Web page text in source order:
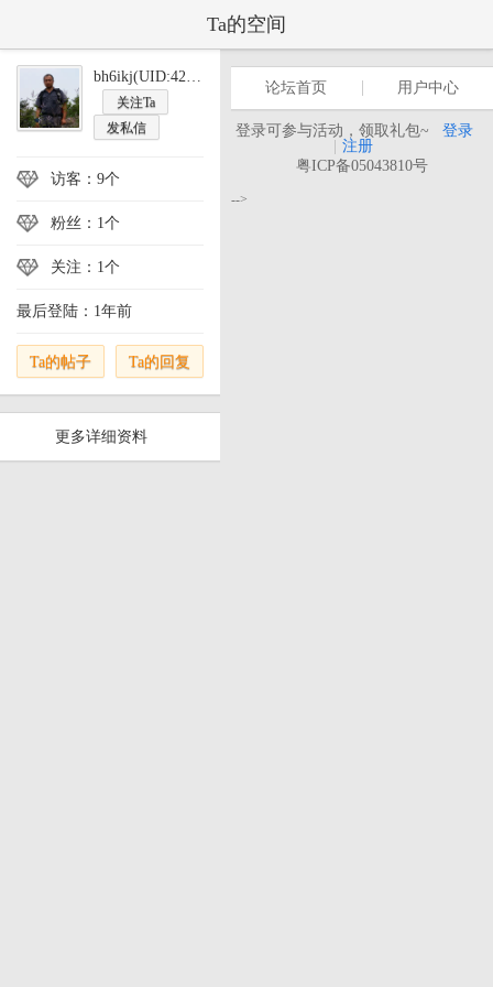
Ta的空间
bh6ikj(UID:427554)
关注Ta
发私信
访客：9个
粉丝：1个
关注：1个
最后登陆：1年前
Ta的帖子 Ta的回复
更多详细资料
论坛首页 用户中心
登录可参与活动，领取礼包~
登录
注册
粤ICP备05043810号
-->